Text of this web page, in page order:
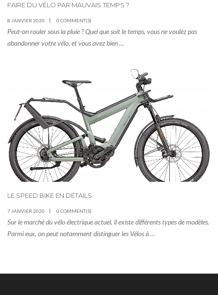
FAIRE DU VÉLO PAR MAUVAIS TEMPS ?
8 JANVIER 2020 0 COMMENT(S)
Peut-on rouler sous la pluie ? Quel que soit le temps, vous ne voulez pas
abandonner votre vélo, et vous avez bien …
LE SPEED BIKE EN DÉTAILS
7 JANVIER 2020 0 COMMENT(S)
Sur le marché du vélo électrique actuel, il existe différents types de modèles.
Parmi eux, on peut notamment distinguer les Vélos à …